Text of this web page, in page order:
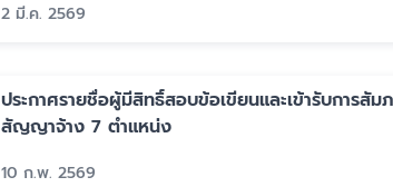
2 มี.ค. 2569
ประกาศรายชื่อผู้มีสิทธิ์สอบข้อเขียนและเข้ารับการ
สัญญาจ้าง 7 ตำแหน่ง
10 ก.พ. 2569